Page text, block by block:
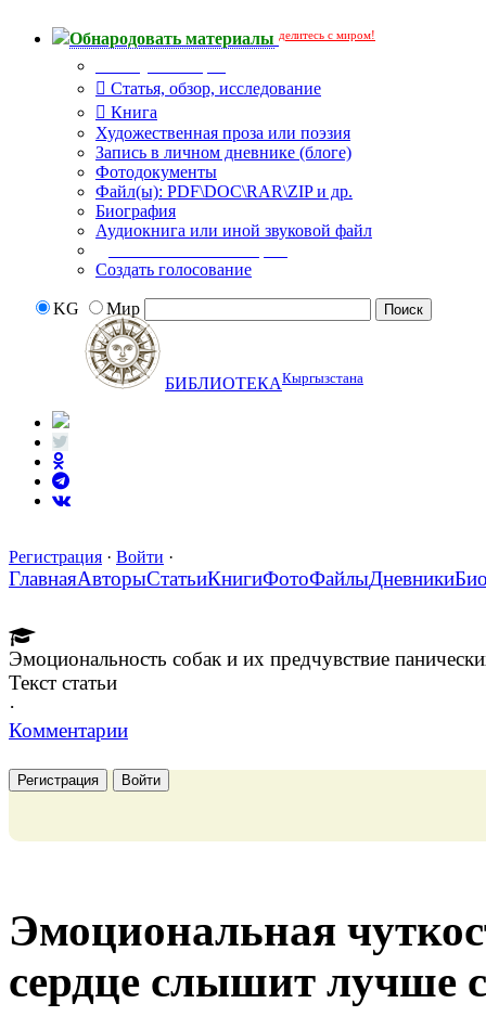
Обнародовать материалы делитесь с миром!
Статья, обзор, исследование
Книга
Художественная проза или поэзия
Запись в личном дневнике (блоге)
Фотодокументы
Файл(ы): PDF\DOC\RAR\ZIP и др.
Биография
Аудиокнига или иной звуковой файл
Создать голосование
KG Мир
БИБЛИОТЕКАКыргызстана
Регистрация · Войти ·
ГлавнаяАвторыСтатьиКнигиФотоФайлыДневники
Эмоциональность собак и их предчувствие
Текст статьи
·
Комментарии
Регистрация Войти
Эмоциональная
сердце слышит лучше